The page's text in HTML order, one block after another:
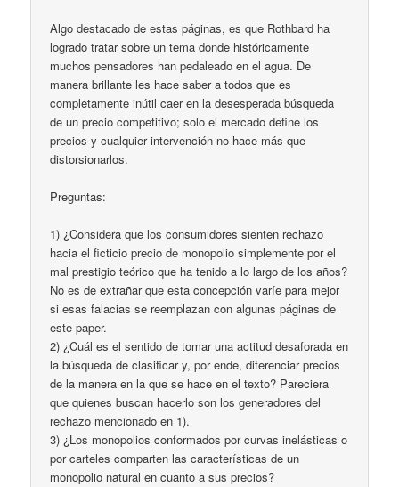
Algo destacado de estas páginas, es que Rothbard ha
logrado tratar sobre un tema donde históricamente
muchos pensadores han pedaleado en el agua. De
manera brillante les hace saber a todos que es
completamente inútil caer en la desesperada búsqueda
de un precio competitivo; solo el mercado define los
precios y cualquier intervención no hace más que
distorsionarlos.
Preguntas:
1) ¿Considera que los consumidores sienten rechazo
hacia el ficticio precio de monopolio simplemente por el
mal prestigio teórico que ha tenido a lo largo de los años?
No es de extrañar que esta concepción varíe para mejor
si esas falacias se reemplazan con algunas páginas de
este paper.
2) ¿Cuál es el sentido de tomar una actitud desaforada en
la búsqueda de clasificar y, por ende, diferenciar precios
de la manera en la que se hace en el texto? Pareciera
que quienes buscan hacerlo son los generadores del
rechazo mencionado en 1).
3) ¿Los monopolios conformados por curvas inelásticas o
por carteles comparten las características de un
monopolio natural en cuanto a sus precios?